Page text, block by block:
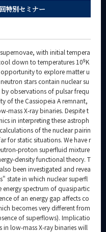
特別セミナー
with initial tempera
down to temperatures 109K
to explore matter u
stars contain nuclear su
observations of pulsar frequ
of the Cassiopeia A remnant,
mass X-ray binaries. Despite t
in interpreting these astroph
of the nuclear pairin
for static situations. We have r
proton superfluid mixture
density functional theory. T
been investigated and revea
state in which nuclear superfl
spectrum of quasipartic
of an energy gap affects co
becomes very different from
of superflows). Implicatio
low-mass X-ray binaries will
成
報